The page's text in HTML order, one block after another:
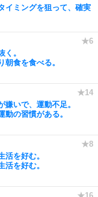
イミングを狙って、確実
。
朝食を食べる。
いで、運動不足。
動の習慣がある。
活を好む。
活を好む。